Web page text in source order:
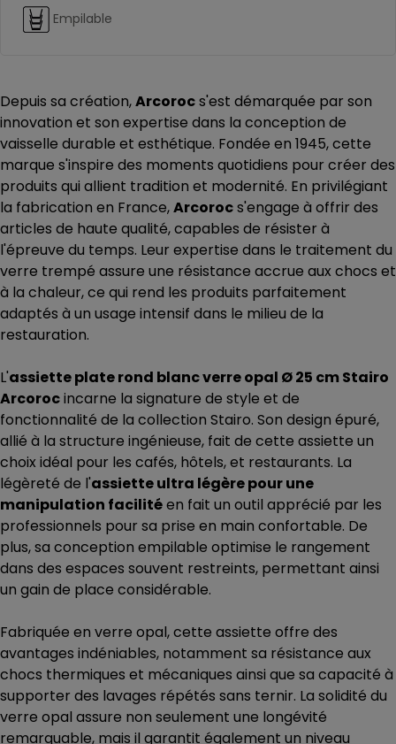
Empilable
Depuis sa création,Arcorocs'est démarquée par son
innovation et son expertise dans la conception de
vaisselle durable et esthétique. Fondée en 1945, cette
marque s'inspire des moments quotidiens pour créer des
produits qui allient tradition et modernité. En privilégiant
la fabrication en France,Arcorocs'engage à offrir des
articles de haute qualité, capables de résister à
l'épreuve du temps. Leur expertise dans le traitement du
verre trempé assure une résistance accrue aux chocs et
à la chaleur, ce qui rend les produits parfaitement
adaptés à un usage intensif dans le milieu de la
restauration.
L'assiette plate rond blanc verre opal Ø 25 cm Stairo
Arcorocincarne la signature de style et de
fonctionnalité de la collection Stairo. Son design épuré,
allié à la structure ingénieuse, fait de cette assiette un
choix idéal pour les cafés, hôtels, et restaurants. La
légèreté de l'assiette ultra légère pour une
manipulation facilitéen fait un outil apprécié par les
professionnels pour sa prise en main confortable. De
plus, sa conception empilable optimise le rangement
dans des espaces souvent restreints, permettant ainsi
un gain de place considérable.
Fabriquée en verre opal, cette assiette offre des
avantages indéniables, notamment sa résistance aux
chocs thermiques et mécaniques ainsi que sa capacité à
supporter des lavages répétés sans ternir. La solidité du
verre opal assure non seulement une longévité
remarquable, mais il garantit également un niveau